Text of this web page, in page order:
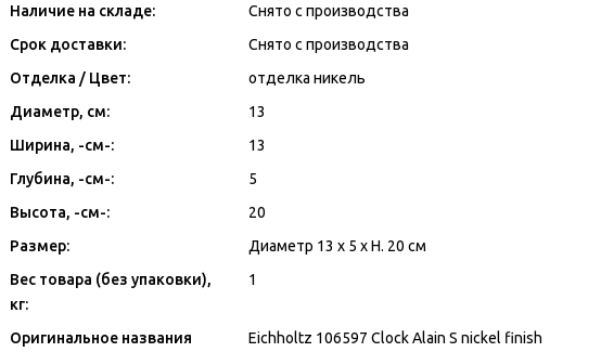
Наличие на складе:
Снято с производства
Срок доставки:
Снято с производства
Отделка / Цвет:
отделка никель
Диаметр, см:
13
Ширина, -см-:
13
Глубина, -см-:
5
Высота, -см-:
20
Размер:
Диаметр 13 x 5 x H. 20 см
Вес товара (без упаковки),
кг:
1
Оригинальное названия
Eichholtz 106597 Clock Alain S nickel finish